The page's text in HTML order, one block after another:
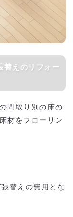
間取り別の床の
材をフローリン
替えの費用とな